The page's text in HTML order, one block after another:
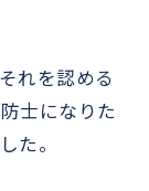
れを認める
士になりた
た。